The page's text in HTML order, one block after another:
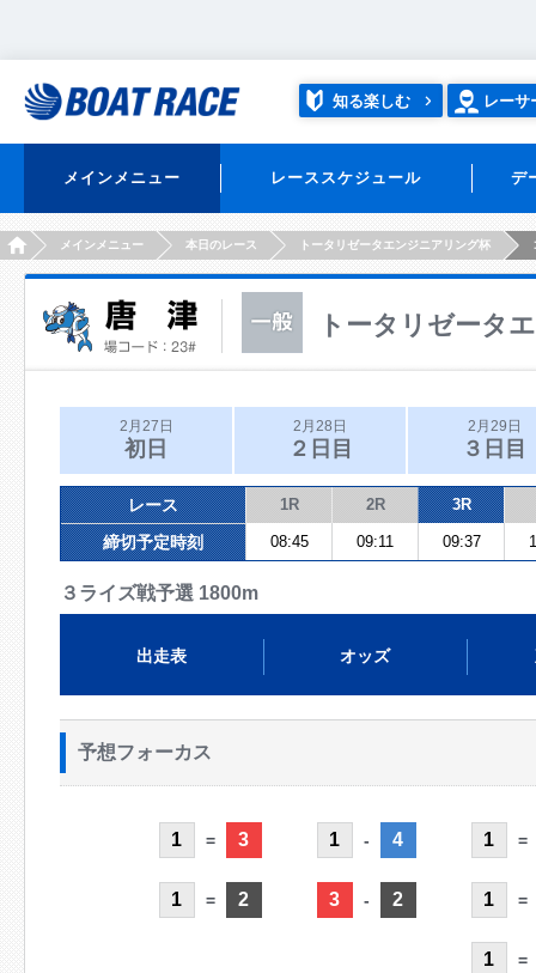
知る楽しむ レーサ
メインメニュー レーススケジュール デ
HOMEメインメニュー 本日のレース トータリゼータエンジニアリング杯
トータリゼータ
2月27日
初日
2月28日
２日目
2月29日
３日目
レース 1R 2R 3R
締切予定時刻 08:45 09:11 09:37
３ライズ戦予選 1800m
出走表 オッズ
予想フォーカス
1 = 3
1 = 2
1 - 4
3 - 2
1 =
1 =
1 =